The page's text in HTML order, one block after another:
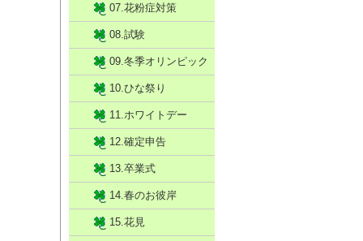
07.花粉症対策
08.試験
09.冬季オリンピック
10.ひな祭り
11.ホワイトデー
12.確定申告
13.卒業式
14.春のお彼岸
15.花見